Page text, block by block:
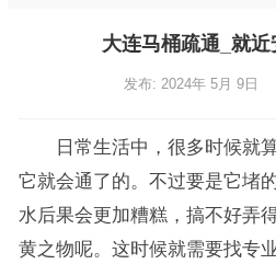
大连马桶疏通_就近
发布: 2024年 5月 9日
日常生活中，很多时候就算
它就会通了的。不过要是它堵
水后果会更加糟糕，搞不好弄
黄之物呢。这时候就需要找专